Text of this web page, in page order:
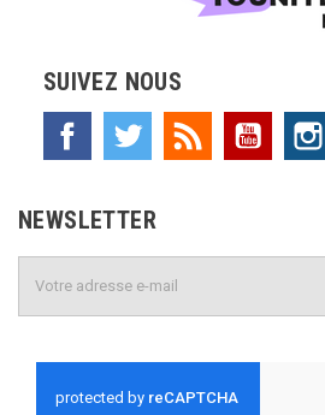
SUIVEZ NOUS
Facebook Twitter Rss YouTube
NEWSLETTER